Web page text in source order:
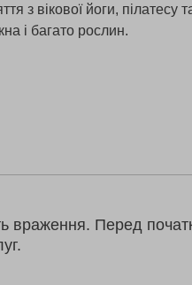
з вікової йоги, пілатесу
і багато рослин.
враження. Перед